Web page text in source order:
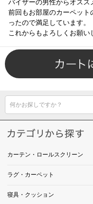
バイザーの男性からオスス
前回もお部屋のカーペット
ったので満足しています。
これからもよろしくお願
何かお探しですか？
カーテン・ロールスクリーン
ラグ・カーペット
寝具・クッション